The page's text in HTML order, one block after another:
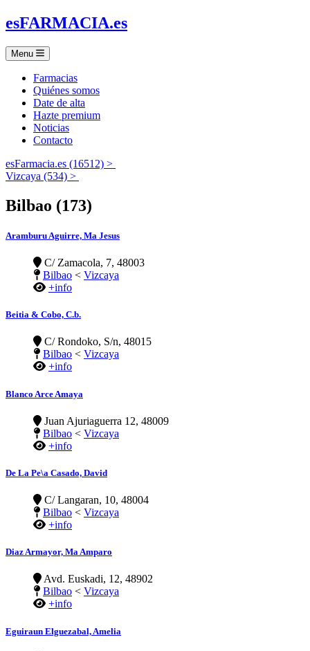
esFARMACIA.es
Menu
Farmacias
Quiénes somos
Date de alta
Hazte premium
Noticias
Contacto
esFarmacia.es (16512) >
Vizcaya (534) >
Bilbao (173)
Aramburu Aguirre, Ma Jesus
C/ Zamacola, 7, 48003
Bilbao < Vizcaya
+info
Beitia & Cobo, C.b.
C/ Rondoko, S/n, 48015
Bilbao < Vizcaya
+info
Blanco Arce Amaya
Juan Ajuriaguerra 12, 48009
Bilbao < Vizcaya
+info
De La Pe\a Casado, David
C/ Langaran, 10, 48004
Bilbao < Vizcaya
+info
Diaz Armayor, Ma Amparo
Avd. Euskadi, 12, 48902
Bilbao < Vizcaya
+info
Eguiraun Elguezabal, Amelia